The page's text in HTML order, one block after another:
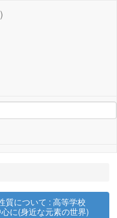
質について : 高等学校
に(身近な元素の世界)